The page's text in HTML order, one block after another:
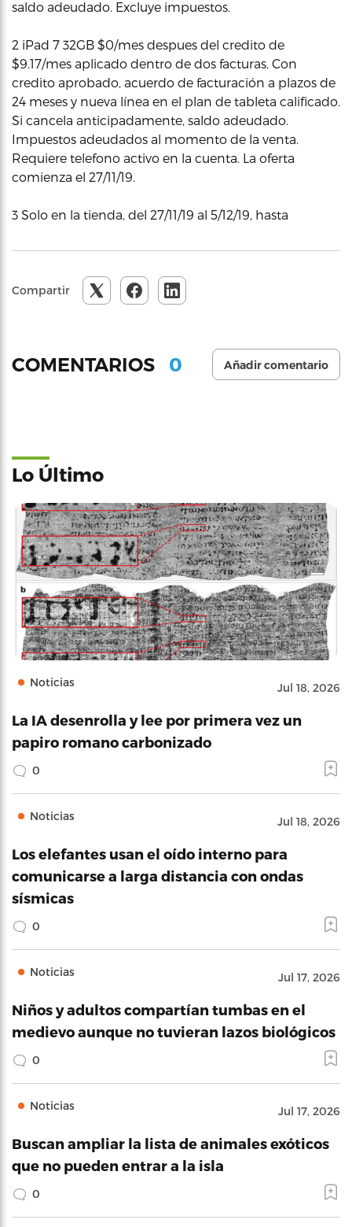
saldo adeudado. Excluye impuestos.
2 iPad 7 32GB $0/mes despues del credito de
$9.17/mes aplicado dentro de dos facturas. Con
credito aprobado, acuerdo de facturación a plazos de
24 meses y nueva línea en el plan de tableta calificado.
Si cancela anticipadamente, saldo adeudado.
Impuestos adeudados al momento de la venta.
Requiere telefono activo en la cuenta. La oferta
comienza el 27/11/19.
3 Solo en la tienda, del 27/11/19 al 5/12/19, hasta
Compartir
COMENTARIOS 0 Añadir comentario
Lo Último
Noticias Jul 18, 2026
La IA desenrolla y lee por primera vez un
papiro romano carbonizado
0
Noticias Jul 18, 2026
Los elefantes usan el oído interno para
comunicarse a larga distancia con ondas
sísmicas
0
Noticias Jul 17, 2026
Niños y adultos compartían tumbas en el
medievo aunque no tuvieran lazos biológicos
0
Noticias Jul 17, 2026
Buscan ampliar la lista de animales exóticos
que no pueden entrar a la isla
0